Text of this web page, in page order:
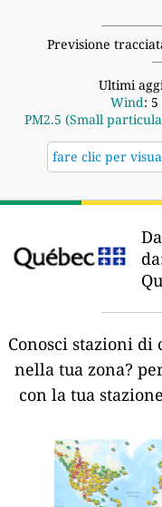
Previsione
Ultimi
Wind:
PM2.5 (Small
fare clic per
Conosci stazioni
nella tua zona?
con la tua